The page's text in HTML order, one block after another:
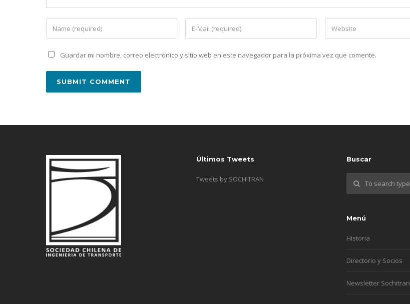
Guardar mi nombre, correo electrónico y sitio web en este navegador para la próxima vez que comente.
Últimos Tweets
Tweets by SOCHITRAN
Buscar
Menú
Historia
Directorio y Socios
Newsletter Sochitran